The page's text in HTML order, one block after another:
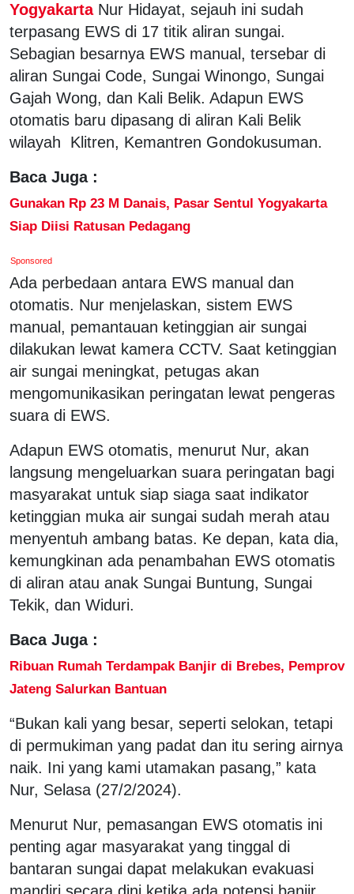
Yogyakarta Nur Hidayat, sejauh ini sudah
terpasang EWS di 17 titik aliran sungai.
Sebagian besarnya EWS manual, tersebar di
aliran Sungai Code, Sungai Winongo, Sungai
Gajah Wong, dan Kali Belik. Adapun EWS
otomatis baru dipasang di aliran Kali Belik
wilayah Klitren, Kemantren Gondokusuman.
Baca Juga :
Gunakan Rp 23 M Danais, Pasar Sentul Yogyakarta
Siap Diisi Ratusan Pedagang
Sponsored
Ada perbedaan antara EWS manual dan
otomatis. Nur menjelaskan, sistem EWS
manual, pemantauan ketinggian air sungai
dilakukan lewat kamera CCTV. Saat ketinggian
air sungai meningkat, petugas akan
mengomunikasikan peringatan lewat pengeras
suara di EWS.
Adapun EWS otomatis, menurut Nur, akan
langsung mengeluarkan suara peringatan bagi
masyarakat untuk siap siaga saat indikator
ketinggian muka air sungai sudah merah atau
menyentuh ambang batas. Ke depan, kata dia,
kemungkinan ada penambahan EWS otomatis
di aliran atau anak Sungai Buntung, Sungai
Tekik, dan Widuri.
Baca Juga :
Ribuan Rumah Terdampak Banjir di Brebes, Pemprov
Jateng Salurkan Bantuan
“Bukan kali yang besar, seperti selokan, tetapi
di permukiman yang padat dan itu sering airnya
naik. Ini yang kami utamakan pasang,” kata
Nur, Selasa (27/2/2024).
Menurut Nur, pemasangan EWS otomatis ini
penting agar masyarakat yang tinggal di
bantaran sungai dapat melakukan evakuasi